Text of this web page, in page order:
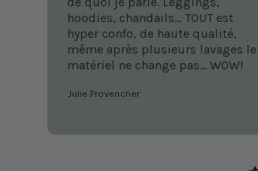
hoodies, chandails... TOUT est
hyper confo, de haute qualité,
même après plusieurs lavages le
matériel ne change pas... WOW!
Julie Provencher